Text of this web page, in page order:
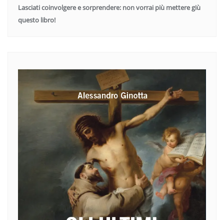
Lasciati coinvolgere e sorprendere: non vorrai più mettere giù
questo libro!